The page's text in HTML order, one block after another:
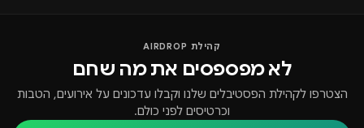
קהילת AIRDROP
לא מפספסים את מה שחם
הצטרפו לקהילת הפסטיבלים שלנו וקבלו עדכונים על אירועים, הטבות
וכרטיסים לפני כולם.